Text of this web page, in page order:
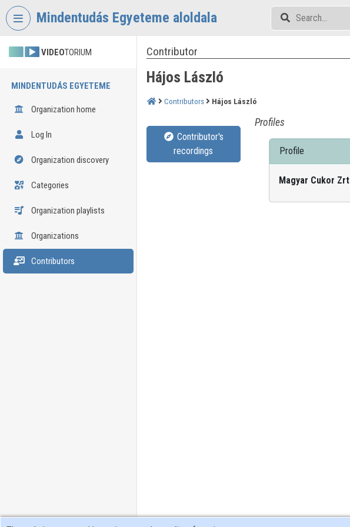
Skip header
Mindentudás Egyeteme aloldala
VIDEOTORIUM
MINDENTUDÁS EGYETEME
Organization home
Log In
Organization discovery
Categories
Organization playlists
Organizations
Contributors
Contributor
Hájos László
Contributors Hájos László
Contributor's
recordings
Profiles
Profile
Magyar Cukor Zrt